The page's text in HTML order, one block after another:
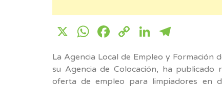
X WhatsApp
Facebook
CopyLinkedIn
La Agencia Local de Empleo y Formación
su Agencia de Colocación, ha publicado
oferta de empleo para limpiadores en